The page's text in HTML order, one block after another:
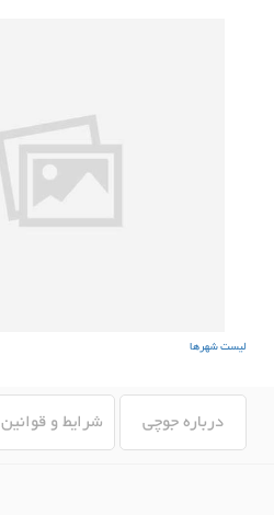
لیست شهرها
درباره جوچی شرایط و قوانین